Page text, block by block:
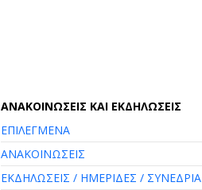
AΝΑΚΟΙΝΩΣΕΙΣ ΚΑΙ ΕΚΔΗΛΩΣΕΙΣ
ΕΠΙΛΕΓΜΕΝΑ
ΑΝΑΚΟΙΝΩΣΕΙΣ
ΕΚΔΗΛΩΣΕΙΣ / ΗΜΕΡΙΔΕΣ / ΣΥΝΕΔΡΙΑ